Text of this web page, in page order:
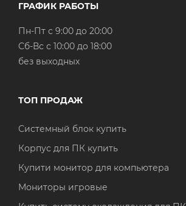
ГРАФИК РАБОТЫ
Пн-Пт с 9:00 до 20:00
Cб-Вс с 10:00 до 18:00
без выходных
ТОП ПРОДАЖ
Системный блок купить
Корпус для ПК купить
Купити монитор для компьютера
Мониторы игровые